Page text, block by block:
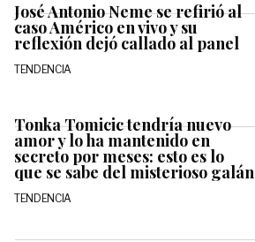
José Antonio Neme se refirió al
caso Américo en vivo y su
reflexión dejó callado al panel
TENDENCIA
Tonka Tomicic tendría nuevo
amor y lo ha mantenido en
secreto por meses: esto es lo
que se sabe del misterioso galán
TENDENCIA